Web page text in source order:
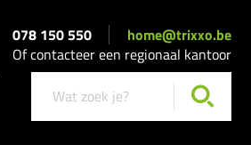
078 150 550
home@trixxo.be
Of contacteer een regionaal kantoor